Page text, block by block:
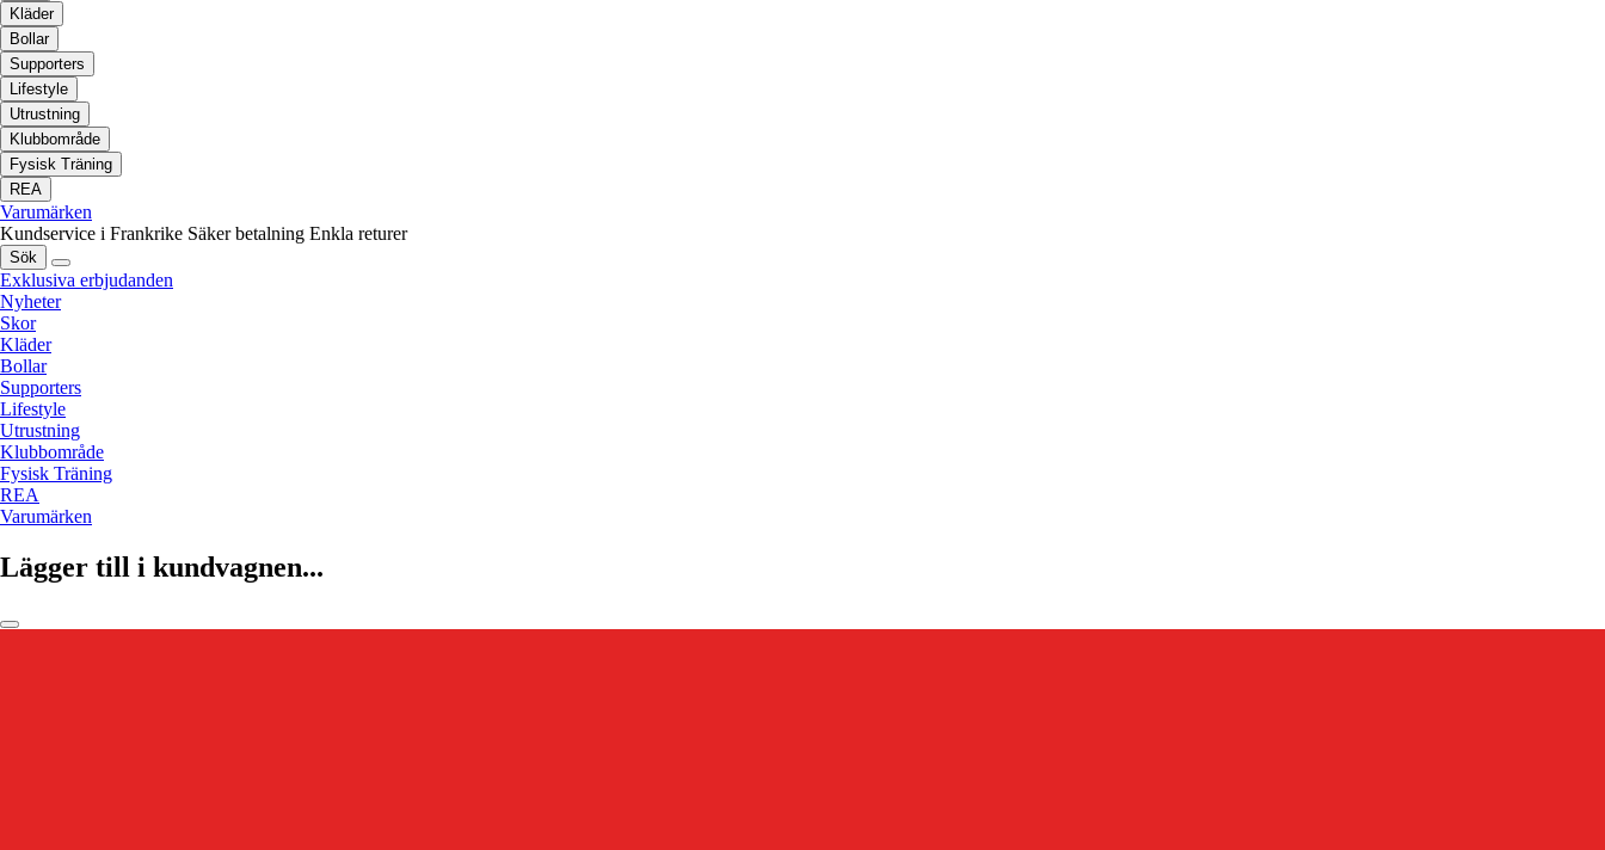
Kläder
Bollar
Supporters
Lifestyle
Utrustning
Klubbområde
Fysisk Träning
REA
Varumärken
Kundservice i Frankrike Säker betalning Enkla returer
Sök
Exklusiva erbjudanden
Nyheter
Skor
Kläder
Bollar
Supporters
Lifestyle
Utrustning
Klubbområde
Fysisk Träning
REA
Varumärken
Lägger till i kundvagnen...